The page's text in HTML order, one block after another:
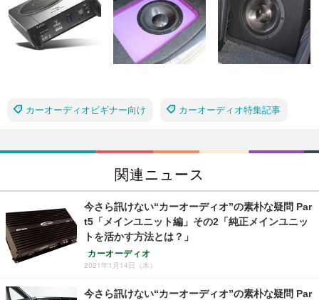
カーオーディオビギナー向け カーオーディオ特集記事
関連ニュース
今さら訊けない“カーオーディオ”の素朴な疑問 Par
t5「メインユニット編」その2「純正メインユニッ
トを活かす方法とは？」
カーオーディオ
2021年1月14日（木）
今さら訊けない“カーオーディオ”の素朴な疑問 Par